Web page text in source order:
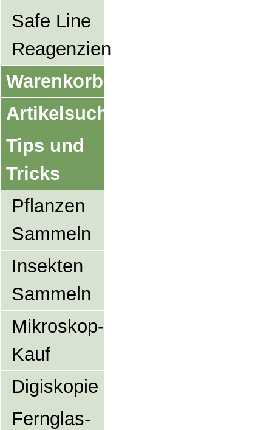
Safe Line
Reagenzien
Warenkorb
Artikelsuche
Tips und
Tricks
Pflanzen
Sammeln
Insekten
Sammeln
Mikroskop-
Kauf
Digiskopie
Fernglas-